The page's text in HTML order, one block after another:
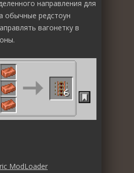
направления для
обычные редстоун
вагонетку в
ModLoader